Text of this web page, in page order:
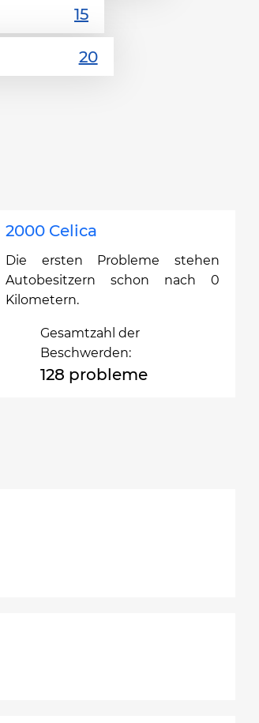
2000 Celica
Die ersten Probleme stehen
Autobesitzern schon nach 0
Kilometern.
Gesamtzahl der
Beschwerden:
128 probleme